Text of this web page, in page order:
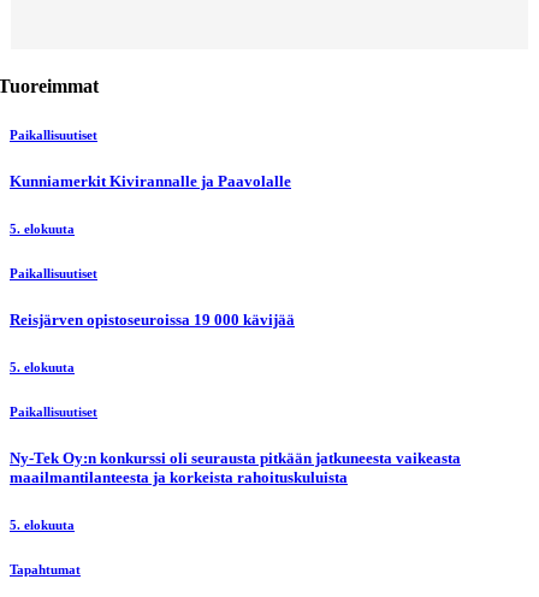
Paikallisuutiset
Kunniamerkit Kivirannalle ja Paavolalle
5. elokuuta
Paikallisuutiset
Reisjärven opistoseuroissa 19 000 kävijää
5. elokuuta
Paikallisuutiset
Ny-Tek Oy:n konkurssi oli seurausta pitkään jatkuneesta vaikeasta
maailmantilanteesta ja korkeista rahoituskuluista
5. elokuuta
Tapahtumat